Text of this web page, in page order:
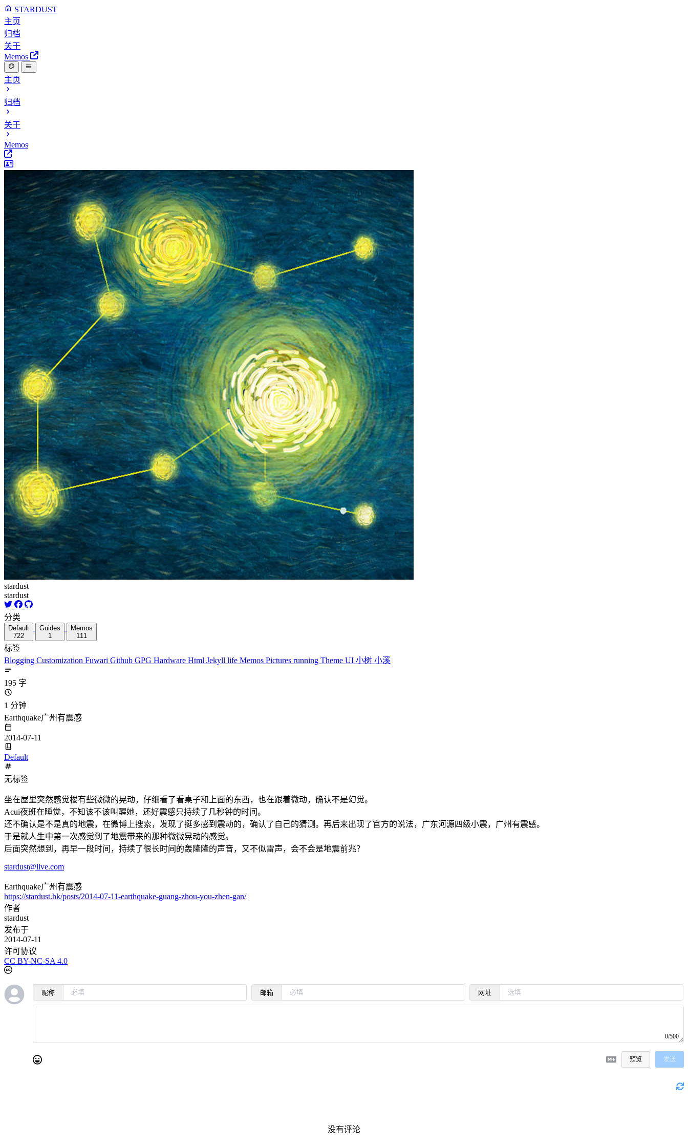
STARDUST
主页
归档
关于
Memos
主页
归档
关于
Memos
stardust
stardust
分类
Default
722
Guides
1
Memos
111
标签
Blogging Customization Fuwari Github GPG Hardware Html Jekyll life Memos Pictures running Theme UI 小树 小溪
195 字
1 分钟
Earthquake广州有震感
2014-07-11
Default
无标签
坐在屋里突然感觉楼有些微微的晃动，仔细看了看桌子和上面的东西，也在跟着微动，确认不是幻觉。
Acui夜班在睡觉，不知该不该叫醒她，还好震感只持续了几秒钟的时间。
还不确认是不是真的地震，在微博上搜索，发现了挺多感到震动的，确认了自己的猜测。再后来出现了官方的说法，广东河源四级小震，广州有震感。
于是就人生中第一次感觉到了地震带来的那种微微晃动的感觉。
后面突然想到，再早一段时间，持续了很长时间的轰隆隆的声音，又不似雷声，会不会是地震前兆？
stardust@live.com
Earthquake广州有震感
https://stardust.hk/posts/2014-07-11-earthquake-guang-zhou-you-zhen-gan/
作者
stardust
发布于
2014-07-11
许可协议
CC BY-NC-SA 4.0
昵称 邮箱 网址
0/500
预览 发送
没有评论